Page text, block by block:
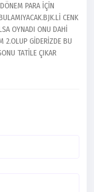
PARA İÇİN
CENK
OYNADI ONU DAHİ
2.OLUP GİDERİZDE BU
TATİLE ÇIKAR